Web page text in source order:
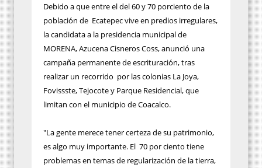
Debido a que entre el del 60 y 70 porciento de la
población de Ecatepec vive en predios irregulares,
la candidata a la presidencia municipal de
MORENA, Azucena Cisneros Coss, anunció una
campaña permanente de escrituración, tras
realizar un recorrido por las colonias La Joya,
Fovissste, Tejocote y Parque Residencial, que
limitan con el municipio de Coacalco.
"La gente merece tener certeza de su patrimonio,
es algo muy importante. El 70 por ciento tiene
problemas en temas de regularización de la tierra,